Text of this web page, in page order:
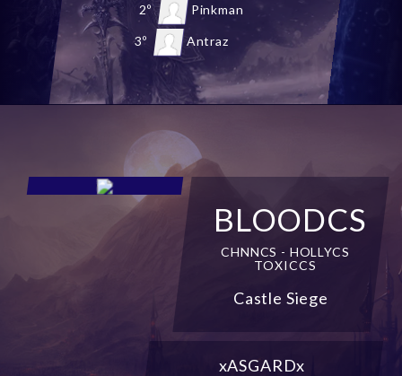
2º NewStars
3º ShermyE
BLOODCS
CHNNCS - HOLLYCS
TOXICCS
Castle Siege
xASGARDx